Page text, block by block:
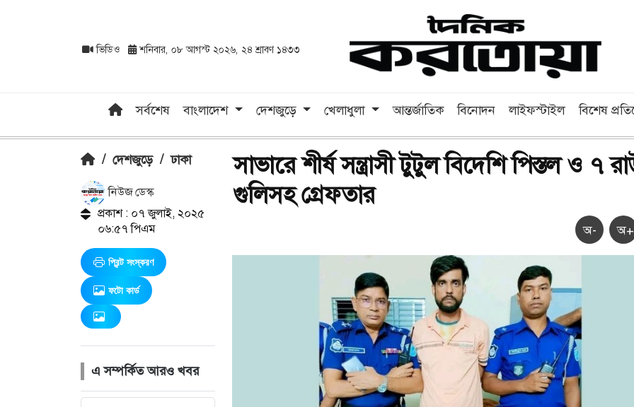
ভিডিও শনিবার, ০৮ আগস্ট ২০২৬, ২৪ শ্রাবণ ১৪৩৩
সর্বশেষ বাংলাদেশ দেশজুড়ে খেলাধুলা আন্তর্জাতিক বিনোদন লাইফস্টাইল বিশেষ
/ দেশজুড়ে / ঢাকা
নিউজ ডেস্ক
প্রকাশ : ০৭ জুলাই, ২০২৫
০৬:৫৭ পিএম
প্রিন্ট সংস্করণ
ফটো কার্ড
এ সম্পর্কিত আরও খবর
সাভারে শীর্ষ সন্ত্রাসী টুটুল বিদেশি পিস্তল ও ৭
গুলিসহ গ্রেফতার
অ- অ+